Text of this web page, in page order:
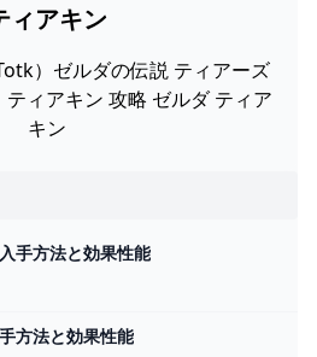
ィアキン
）ゼルダの伝説 ティアーズ
ィアキン 攻略 ゼルダ ティア
キン
手方法と効果性能
方法と効果性能